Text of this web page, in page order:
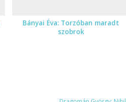
Bányai Éva: Torzóban maradt
szobrok